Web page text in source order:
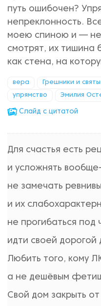
путь ошибочен?
непреклонность.
моею спиною и —
смотрят, их тишина
как стена, на
вера Грешники и
упрямство Эмилия
Cлайд с цитатой
Для счастья есть
и усложнять
не замечать
и их
не прогибаться под
идти своей дорогой
Любить того, кому
а не дешёвым
Свой дом закрыть